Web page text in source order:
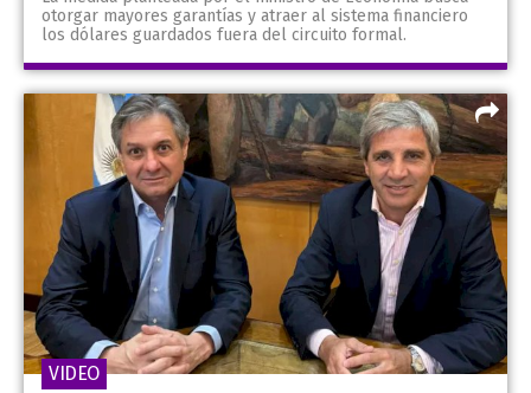
otorgar mayores garantías y atraer al sistema financiero
los dólares guardados fuera del circuito formal.
VIDEO